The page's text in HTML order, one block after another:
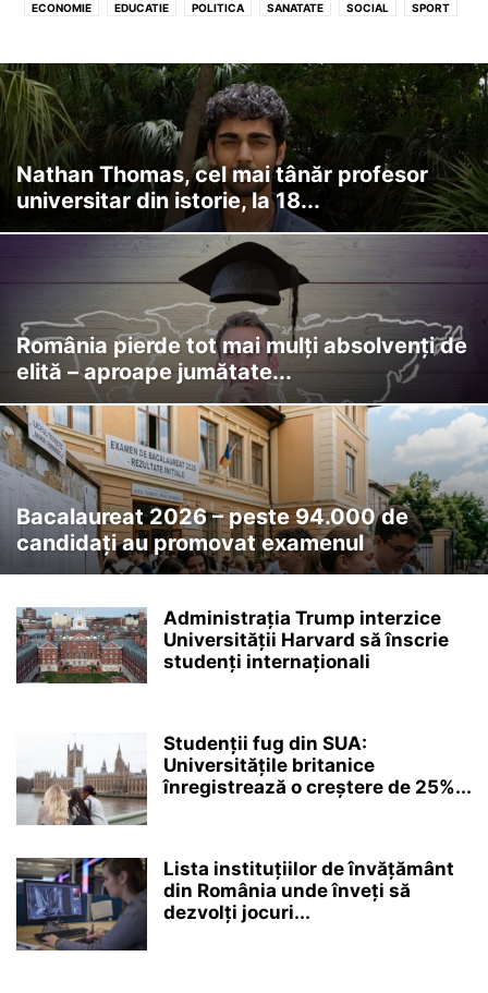
ECONOMIE EDUCATIE POLITICA SANATATE SOCIAL SPORT
Nathan Thomas, cel mai tânăr profesor
universitar din istorie, la 18...
România pierde tot mai mulți absolvenți de
elită – aproape jumătate...
Bacalaureat 2026 – peste 94.000 de
candidați au promovat examenul
Administrația Trump interzice
Universității Harvard să înscrie
studenți internaționali
Studenții fug din SUA:
Universitățile britanice
înregistrează o creștere de 25%...
Lista instituțiilor de învățământ
din România unde înveți să
dezvolți jocuri...